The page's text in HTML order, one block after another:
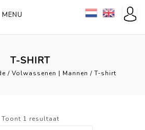
MENU
T-SHIRT
/ Volwassenen | Mannen / T-shirt
Toont 1 resultaat